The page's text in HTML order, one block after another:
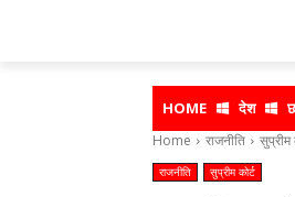
HOME देश
Home राजनीति
राजनीति सुप्रीम कोर्ट